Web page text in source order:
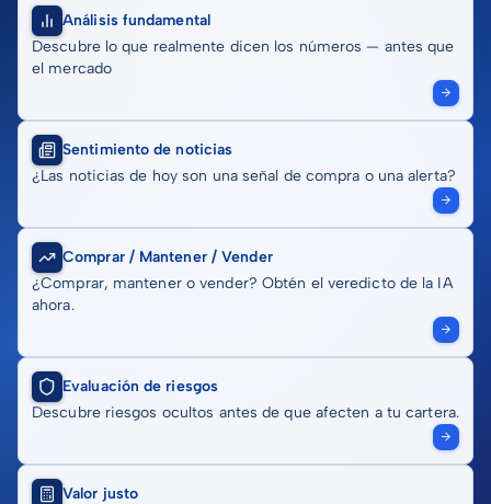
Análisis fundamental
Descubre lo que realmente dicen los números — antes que
el mercado
Sentimiento de noticias
¿Las noticias de hoy son una señal de compra o una alerta?
Comprar / Mantener / Vender
¿Comprar, mantener o vender? Obtén el veredicto de la IA
ahora.
Evaluación de riesgos
Descubre riesgos ocultos antes de que afecten a tu cartera.
Valor justo